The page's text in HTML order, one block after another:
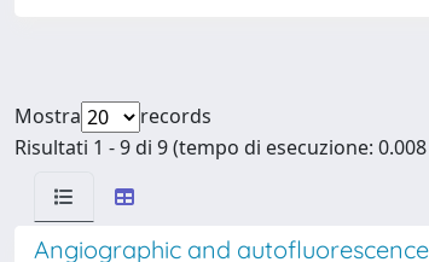
Mostra
records
Risultati 1 - 9 di 9 (tempo di esecuzione:
Angiographic and